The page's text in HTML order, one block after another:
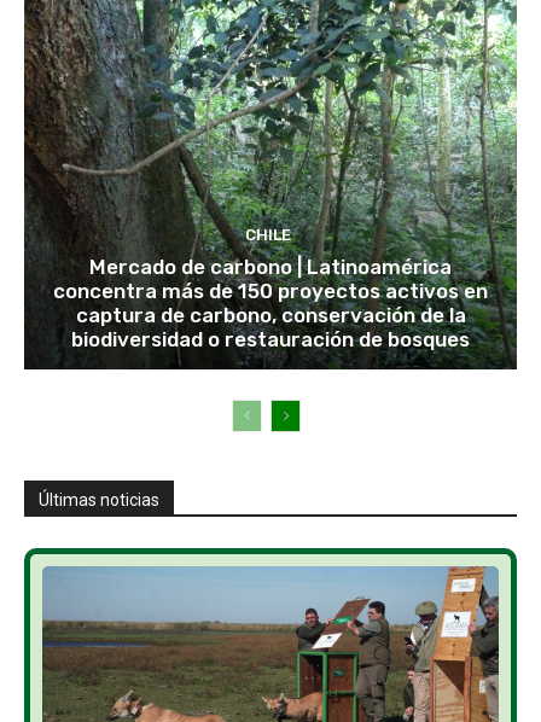
CHILE
Mercado de carbono | Latinoamérica
concentra más de 150 proyectos activos en
captura de carbono, conservación de la
biodiversidad o restauración de bosques
Últimas noticias